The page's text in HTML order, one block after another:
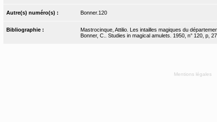
Autre(s) numéro(s) : Bonner.120
Bibliographie :
Mastrocinque, Attilio. Les intailles magiques du
Bonner, C.. Studies in magical amulets. 1950, n° 120, p,
Mentions légales